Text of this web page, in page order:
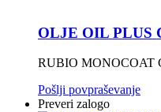
OLJE OIL PLUS
RUBIO MONOCOAT
Pošlji povpraševanje
Preveri zalogo